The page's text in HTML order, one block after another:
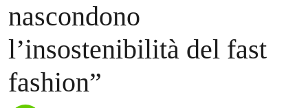
nascondono
l’insostenibilità del fast
fashion”